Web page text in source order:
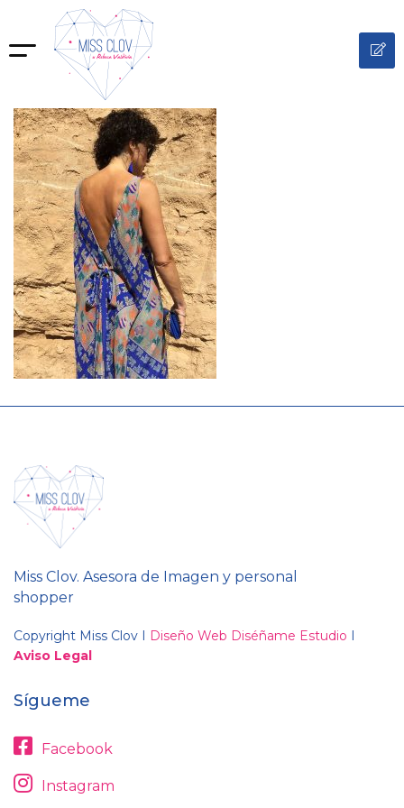
Miss Clov. Asesora de Imagen y personal
shopper
Copyright Miss Clov I Diseño Web Diséñame Estudio I
Aviso Legal
Sígueme
Facebook
Instagram